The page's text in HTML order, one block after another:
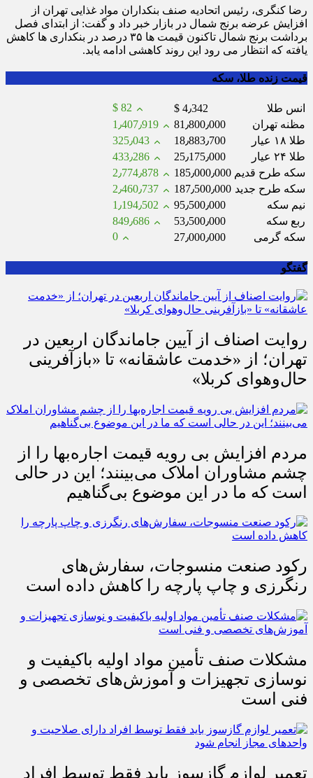
رضا کنگری، رئیس اتحادیه صنف بنکداران مواد غذایی تهران از
افزایش عرضه برنج شمال در بازار خبر داد و گفت: از ابتدای فصل
برداشت برنج شمال تاکنون قیمت ها ۳۵ درصد در بنکداری ها کاهش
یافته که انتظار می رود این روند کاهشی ادامه یابد.
قیمت زنده طلا، سکه
انس طلا $ 4٫342
$ 82
مظنه تهران
81٫800٫000
1٫407٫919
طلا ۱۸ عیار
18٫883٫700
325٫043
طلا ۲۴ عیار
25٫175٫000
433٫286
سکه طرح قدیم 185٫000٫000
2٫774٫878
سکه طرح جدید 187٫500٫000
2٫460٫737
نیم سکه
95٫500٫000
1٫194٫502
ربع سکه
53٫500٫000
849٫686
سکه گرمی
27٫000٫000 0
گفتگو
روایت اصناف از آیین جاماندگان اربعین در
تهران؛ از «خدمت عاشقانه» تا «بازآفرینی
حال‌وهوای کربلا»
مردم افزایش بی رویه قیمت اجاره‌بها را از
چشم مشاوران املاک می‌بینند؛ این در حالی
است که ما در این موضوع بی‌گناهیم
رکود صنعت منسوجات، سفارش‌های
رنگرزی و چاپ پارچه را کاهش داده است
مشکلات صنف تأمین مواد اولیه باکیفیت و
نوسازی تجهیزات و آموزش‌های تخصصی و
فنی است
تعمیر لوازم گازسوز باید فقط توسط افراد